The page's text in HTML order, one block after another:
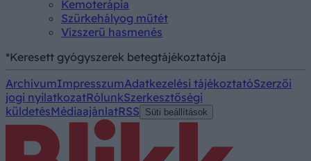
Kemoterápia
Szürkehályog műtét
Vízszerű hasmenés
*Keresett gyógyszerek betegtájékoztatója
ArchívumImpresszumAdatkezelési tájékoztatóSzerzői
jogi nyilatkozatRólunkSzerkesztőségi
küldetésMédiaajánlatRSS Süti beállítások